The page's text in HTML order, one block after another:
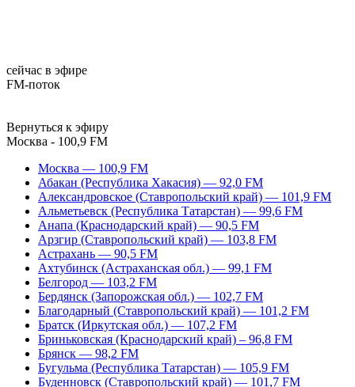
сейчас в эфире
FM-поток
Вернуться к эфиру
Москва - 100,9 FM
Москва — 100,9 FM
Абакан (Республика Хакасия) — 92,0 FM
Александровское (Ставропольский край) — 101,9 FM
Альметьевск (Республика Татарстан) — 99,6 FM
Анапа (Краснодарский край) — 90,5 FM
Арзгир (Ставропольский край) — 103,8 FM
Астрахань — 90,5 FM
Ахтубинск (Астраханская обл.) — 99,1 FM
Белгород — 103,2 FM
Бердянск (Запорожская обл.) — 102,7 FM
Благодарный (Ставропольский край) — 101,2 FM
Братск (Иркутская обл.) — 107,2 FM
Бриньковская (Краснодарский край) – 96,8 FM
Брянск — 98,2 FM
Бугульма (Республика Татарстан) — 105,9 FM
Буденновск (Ставропольский край) — 101,7 FM